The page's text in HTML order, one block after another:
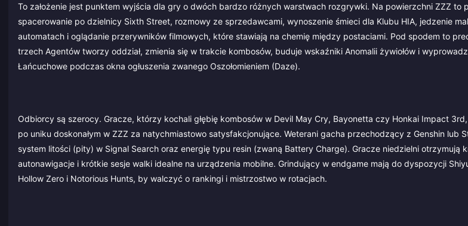
To założenie jest punktem wyjścia dla gry o dwóch bardzo różnych warstwach rozgrywki. Na powierzchni ZZZ to
spacerowanie po dzielnicy Sixth Street, rozmowy ze sprzedawcami, wynoszenie śmieci dla Klubu HIA, jedzenie
automatach i oglądanie przerywników filmowych, które stawiają na chemię między postaciami. Pod spodem to
trzech Agentów tworzy oddział, zmienia się w trakcie kombosów, buduje wskaźniki Anomalii żywiołów i
Łańcuchowe podczas okna ogłuszenia zwanego Oszołomieniem (Daze).
Odbiorcy są szerocy. Gracze, którzy kochali głębię kombosów w Devil May Cry, Bayonetta czy Honkai Impact
po uniku doskonałym w ZZZ za natychmiastowo satysfakcjonujące. Weterani gacha przechodzący z Genshin lub
system litości (pity) w Signal Search oraz energię typu resin (zwaną Battery Charge). Gracze niedzielni otrzymują
autonawigacje i krótkie sesje walki idealne na urządzenia mobilne. Grindujący w endgame mają do dyspozycji
Hollow Zero i Notorious Hunts, by walczyć o rankingi i mistrzostwo w rotacjach.